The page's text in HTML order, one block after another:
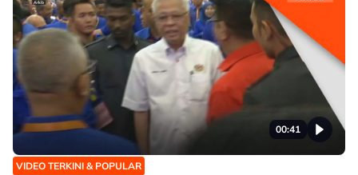
00:41
VIDEO TERKINI & POPULAR